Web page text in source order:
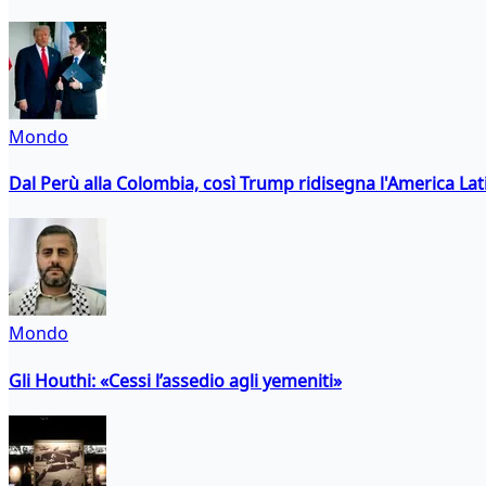
Mondo
Dal Perù alla Colombia, così Trump ridisegna l'America
Mondo
Gli Houthi: «Cessi l’assedio agli yemeniti»